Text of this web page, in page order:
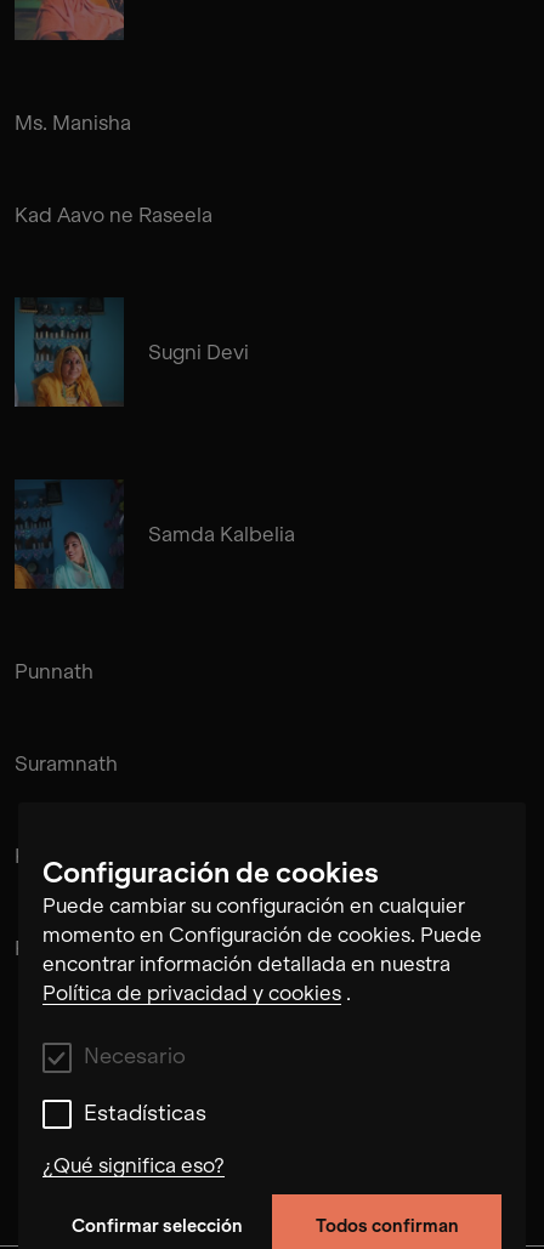
Configuración de cookies
Puede cambiar su configuración en cualquier
momento en Configuración de cookies. Puede
encontrar información detallada en nuestra
Política de privacidad y cookies .
Necesario
Estadísticas
¿Qué significa eso?
Confirmar selección Todos confirman
Ms. Manisha
Kad Aavo ne Raseela
Sugni Devi
Samda Kalbelia
Punnath
Suramnath
Kishan Hadi
Pintu Padihar